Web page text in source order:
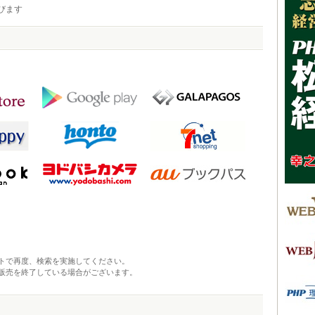
ます
再度、検索を実施してください。
を終了している場合がございます。